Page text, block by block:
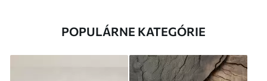
POPULÁRNE KATEGÓRIE